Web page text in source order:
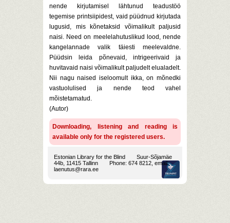
nende kirjutamisel lähtunud teadustöö
tegemise printsiipidest, vaid püüdnud kirjutada
lugusid, mis kõnetaksid võimalikult paljusid
naisi. Need on meelelahutuslikud lood, nende
kangelannade valik täiesti meelevaldne.
Püüdsin leida põnevaid, intrigeerivaid ja
huvitavaid naisi võimalikult paljudelt elualadelt.
Nii nagu naised iseloomult ikka, on mõnedki
vastuolulised ja nende teod vahel
mõistetamatud.
(Autor)
Downloading, listening and reading is
available only for the registered users.
Estonian Library for the Blind
Suur-Sõjamäe
44b, 11415 Tallinn
Phone: 674 8212, email:
laenutus@rara.ee